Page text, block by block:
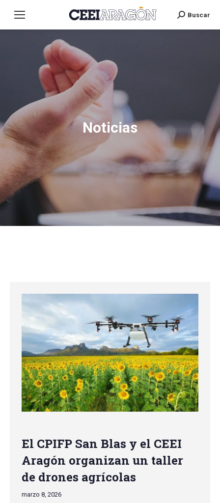
Search:
Buscar
Noticias
El CPIFP San Blas y el CEEI
Aragón organizan un taller
de drones agrícolas
marzo 8, 2026